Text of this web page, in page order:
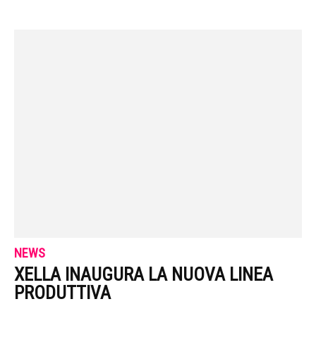
NEWS
XELLA INAUGURA LA NUOVA LINEA
PRODUTTIVA